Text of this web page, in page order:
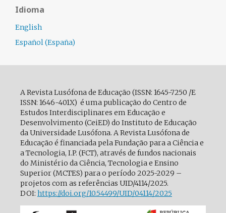
Idioma
English
Español (España)
A Revista Lusófona de Educação (ISSN: 1645-7250 /E
ISSN: 1646-401X) é uma publicação do Centro de
Estudos Interdisciplinares em Educação e
Desenvolvimento (CeiED) do Instituto de Educação
da Universidade Lusófona. A Revista Lusófona de
Educação é financiada pela Fundação para a Ciência e
a Tecnologia, I.P. (FCT), através de fundos nacionais
do Ministério da Ciência, Tecnologia e Ensino
Superior (MCTES) para o período 2025-2029 –
projetos com as referências UID/4114/2025.
DOI: https://doi.org/10.54499/UID/04114/2025